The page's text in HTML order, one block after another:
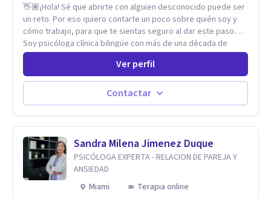
👋🏽¡Hola! Sé que abrirte con alguien desconocido puede ser
un reto. Por eso quiero contarte un poco sobre quién soy y
cómo trabajo, para que te sientas seguro al dar este paso.
Soy psicóloga clínica bilingüe con más de una década de
experiencia. He dictado conferencias, escrito artículos y
ejercido como profesora universitaria. Un dato curioso: he
vivido en varios países y conozco de primera mano lo que
significa ser migrante, adaptarse a los cambios y empezar de
nuevo.
Ver perfil
Contactar
Sandra Milena Jimenez Duque
PSICÓLOGA EXPERTA - RELACION DE PAREJA Y
ANSIEDAD
Miami
Terapia online